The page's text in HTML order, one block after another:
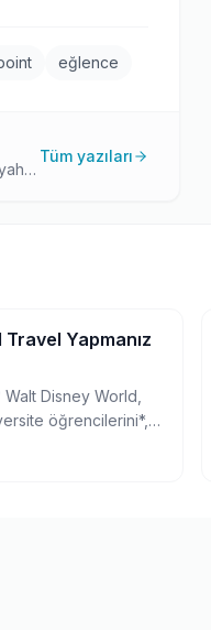
eğlence
Tüm yazıları
Yapmanız
öğrencilerini*,